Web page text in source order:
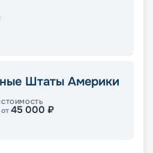
Штаты Америки
СТОИМОСТЬ
от45 000 ₽